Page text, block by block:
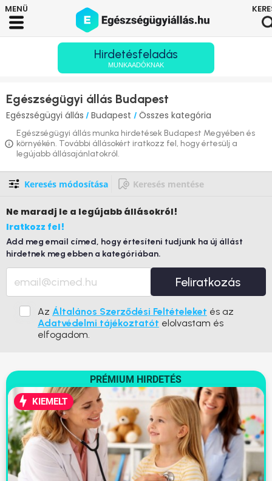
Hirdetésfeladás
MUNKAADÓKNAK
Egészségügyi állás Budapest
Egészségügyi állás / Budapest / Összes kategória
Egészségügyi állás munka hirdetések Budapest Megyében és
környékén. További állásokért iratkozz fel, hogy értesülj a
legújabb állásajánlatokról.
Keresés módosítása Keresés mentése
Ne maradj le a legújabb állásokról!
Iratkozz fel!
Add meg email címed, hogy értesíteni tudjunk ha új állást
hirdetnek meg ebben a kategóriában.
Feliratkozás
Az Általános Szerződési Feltételeket és az
Adatvédelmi tájékoztatót elolvastam és
elfogadom.
PRÉMIUM HIRDETÉS
KIEMELT